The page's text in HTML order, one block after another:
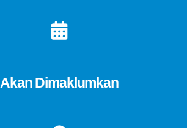
Akan Dimaklumkan